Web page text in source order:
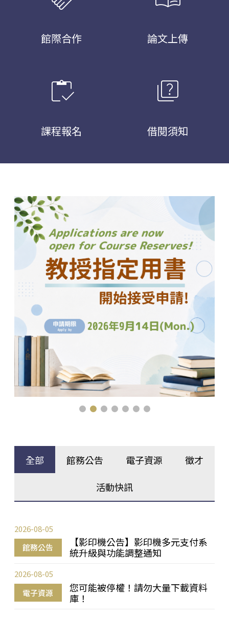
館際合作 論文上傳
inventory
課程報名
quiz
借閱須知
全部 館務公告 電子資源 徵才
活動快訊
館務公告
【影印機公告】影印機多元支付系
統升級與功能調整通知
2026-08-05
電子資源
您可能被停權！請勿大量下載資料
庫！
2026-08-05